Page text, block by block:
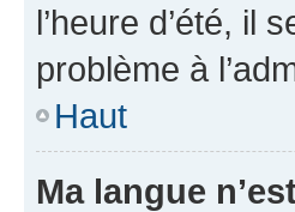
l’heure d’été, il
problème à
Haut
Ma langue